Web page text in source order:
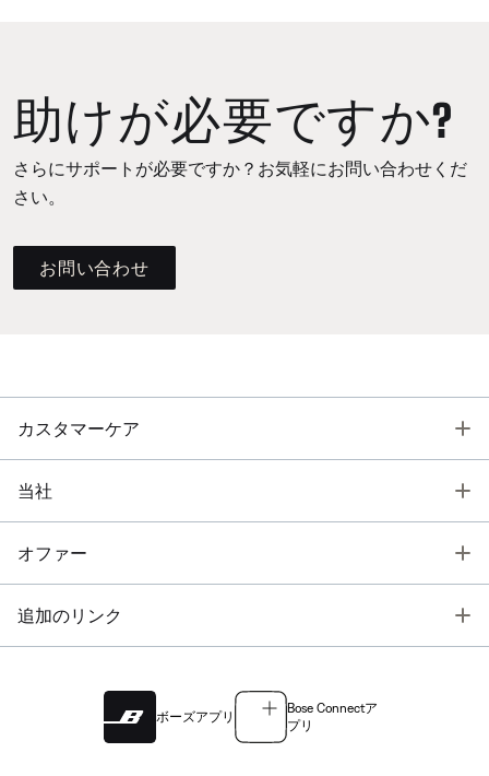
助けが必要ですか?
さらにサポートが必要ですか？お気軽にお問い合わせくだ
さい。
お問い合わせ
カスタマーケア
当社
オファー
追加のリンク
ボーズアプリ
Bose Connectア
プリ